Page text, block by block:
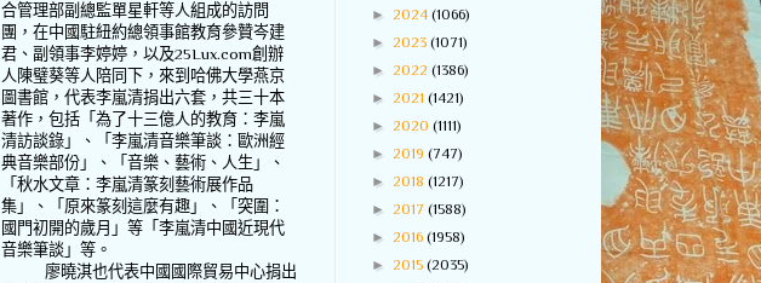
合管理部副總監單星軒等人組成的訪問
團，在中國駐紐約總領事館教育參贊岑建
君、副領事李婷婷，以及25Lux.com創辦
人陳璧葵等人陪同下，來到哈佛大學燕京
圖書館，代表李嵐清捐出六套，共三十本
著作，包括「為了十三億人的教育：李嵐
清訪談錄」、「李嵐清音樂筆談：歐洲經
典音樂部份」、「音樂、藝術、人生」、
「秋水文章：李嵐清篆刻藝術展作品
集」、「原來篆刻這麼有趣」、「突圍：
國門初開的歲月」等「李嵐清中國近現代
音樂筆談」等。
廖曉淇也代表中國國際貿易中心捐出
► 2024 (1066)
► 2023 (1071)
► 2022 (1386)
► 2021 (1421)
► 2020 (1111)
► 2019 (747)
► 2018 (1217)
► 2017 (1588)
► 2016 (1958)
► 2015 (2035)